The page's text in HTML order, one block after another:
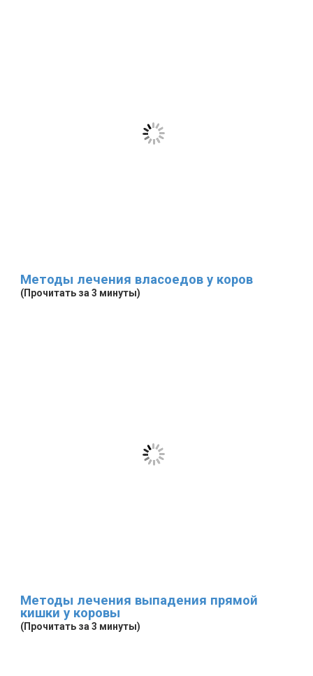
Методы лечения власоедов у коров
(Прочитать за 3 минуты)
Методы лечения выпадения прямой
кишки у коровы
(Прочитать за 3 минуты)